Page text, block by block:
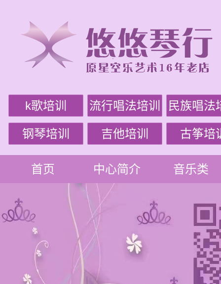
k歌培训 流行唱法培训 民族唱法
钢琴培训 吉他培训 古筝培
首页 中心简介 音乐类